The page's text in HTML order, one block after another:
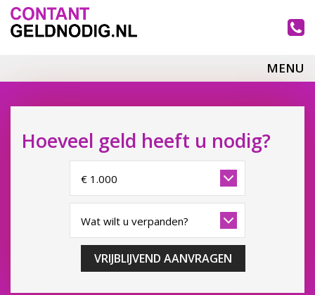
MENU
Hoeveel geld heeft u nodig?
VRIJBLIJVEND AANVRAGEN